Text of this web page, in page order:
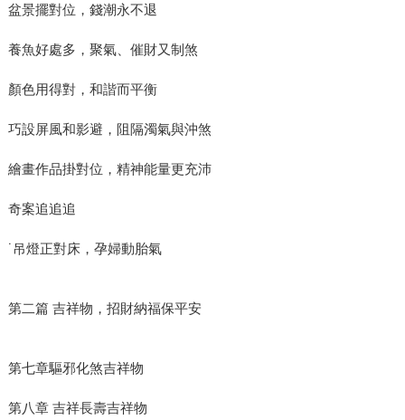
盆景擺對位，錢潮永不退
養魚好處多，聚氣、催財又制煞
顏色用得對，和諧而平衡
巧設屏風和影避，阻隔濁氣與沖煞
繪畫作品掛對位，精神能量更充沛
奇案追追追
˙吊燈正對床，孕婦動胎氣
第二篇 吉祥物，招財納福保平安
第七章驅邪化煞吉祥物
第八章 吉祥長壽吉祥物